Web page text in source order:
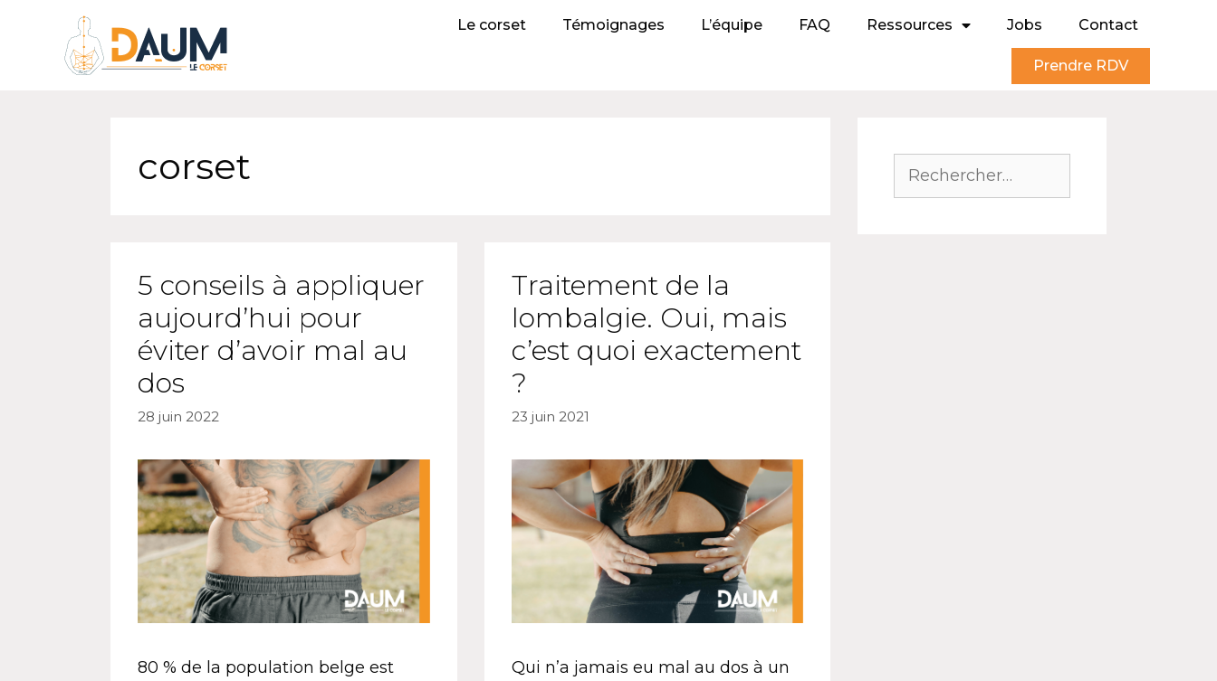
Le corset Témoignages L’équipe FAQ Ressources Jobs Contact
Prendre RDV
corset
5 conseils à appliquer
aujourd’hui pour
éviter d’avoir mal au
dos
28 juin 2022
80 % de la population belge est
Traitement de la
lombalgie. Oui, mais
c’est quoi exactement
?
23 juin 2021
Qui n’a jamais eu mal au dos à un